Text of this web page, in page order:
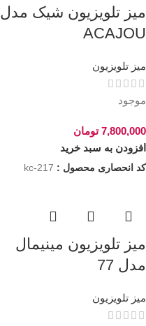
میز تلویزیون شیک مدل
ACAJOU
میز تلویزیون
موجود
7,800,000 تومان
افزودن به سبد خرید
کد انحصاری محصول : kc-217
میز تلویزیون مینیمال
مدل 77
میز تلویزیون